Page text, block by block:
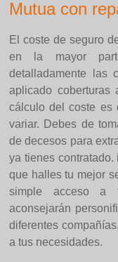
Mutua con
El coste de seguro
en la mayor
detalladamente las
aplicado coberturas
cálculo del coste es
variar. Debes de
de decesos para
ya tienes
que halles tu mejor
simple acceso a
aconsejarán
diferentes
a tus necesidades.